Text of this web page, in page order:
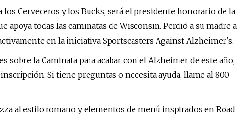
Cerveceros y los Bucks, será el presidente honorario de la
apoya todas las caminatas de Wisconsin. Perdió a su madre a
en la iniciativa Sportscasters Against Alzheimer's.
sobre la Caminata para acabar con el Alzheimer de este año,
Si tiene preguntas o necesita ayuda, llame al 800-
al estilo romano y elementos de menú inspirados en Road